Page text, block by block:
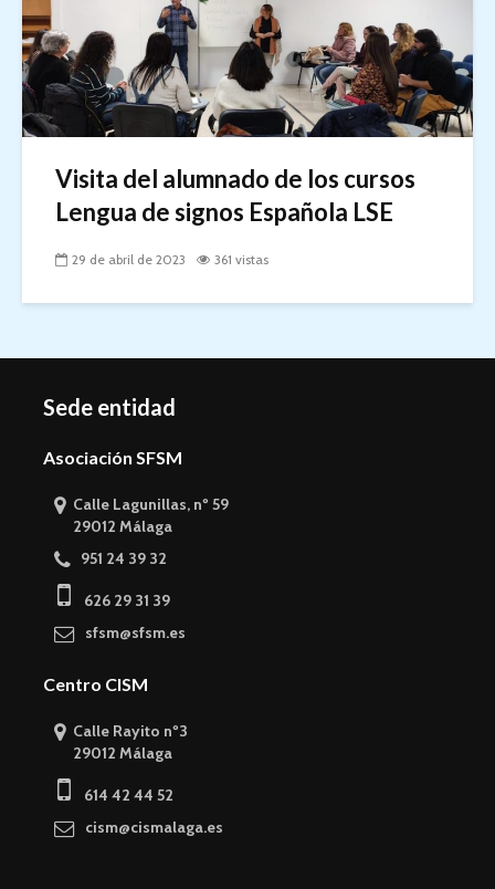
Visita del alumnado de los cursos
Lengua de signos Española LSE
29 de abril de 2023 361 vistas
Sede entidad
Asociación SFSM
Calle Lagunillas, nº 59
29012 Málaga
951 24 39 32
626 29 31 39
sfsm@sfsm.es
Centro CISM
Calle Rayito nº3
29012 Málaga
614 42 44 52
cism@cismalaga.es